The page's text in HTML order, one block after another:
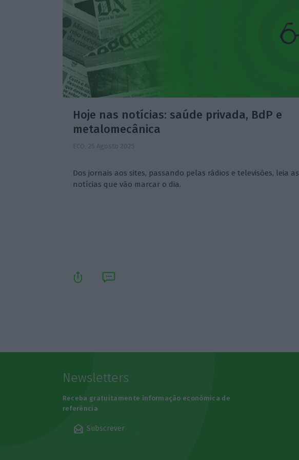
Hoje nas notícias: saúde privada, BdP e
metalomecânica
ECO, 25 Agosto 2025
Dos jornais aos sites, passando pelas rádios e televisões, leia as
notícias que vão marcar o dia.
Newsletters
Receba gratuitamente informação económica de
referência
Subscrever